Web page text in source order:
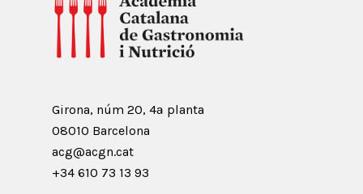
Girona, núm 20, 4ª planta
08010 Barcelona
acg@acgn.cat
+34 610 73 13 93